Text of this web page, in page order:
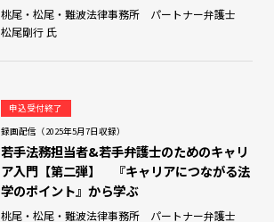
桃尾・松尾・難波法律事務所 パートナー弁護士
松尾剛行 氏
申込受付終了
録画配信（2025年5月7日収録）
若手法務担当者&若手弁護士のためのキャリ
ア入門【第二弾】 『キャリアにつながる法
学のポイント』から学ぶ
桃尾・松尾・難波法律事務所 パートナー弁護士